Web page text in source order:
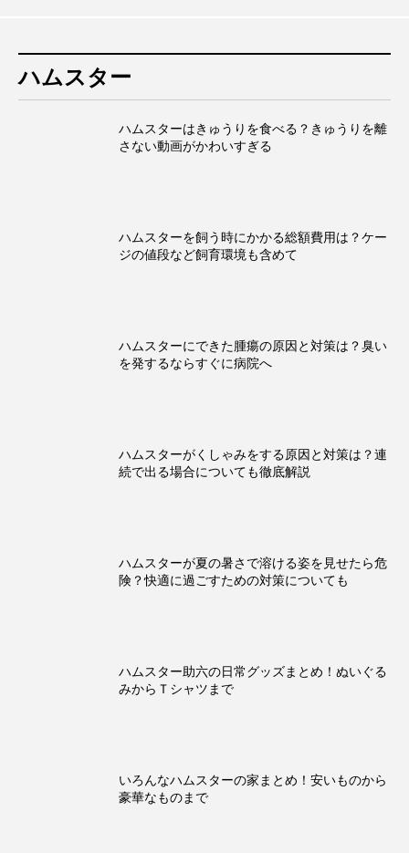
ハムスター
ハムスターはきゅうりを食べる？きゅうりを離
さない動画がかわいすぎる
ハムスターを飼う時にかかる総額費用は？ケー
ジの値段など飼育環境も含めて
ハムスターにできた腫瘍の原因と対策は？臭い
を発するならすぐに病院へ
ハムスターがくしゃみをする原因と対策は？連
続で出る場合についても徹底解説
ハムスターが夏の暑さで溶ける姿を見せたら危
険？快適に過ごすための対策についても
ハムスター助六の日常グッズまとめ！ぬいぐる
みからＴシャツまで
いろんなハムスターの家まとめ！安いものから
豪華なものまで